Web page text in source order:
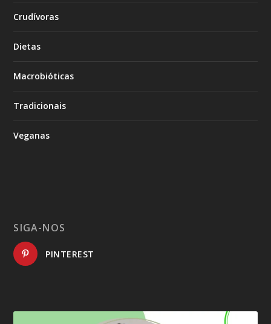
Crudívoras
Dietas
Macrobióticas
Tradicionais
Veganas
SIGA-NOS
PINTEREST